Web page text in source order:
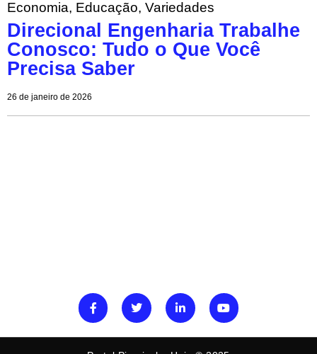
Economia, Educação, Variedades
Direcional Engenharia Trabalhe
Conosco: Tudo o Que Você
Precisa Saber
26 de janeiro de 2026